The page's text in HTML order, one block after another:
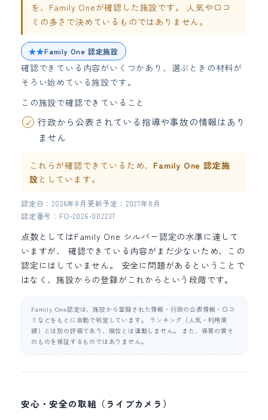
を、Family Oneが確認した施設です。 人気や口コ
ミの多さで決めているものではありません。
★★Family One 認定施設
確認できている内容がいくつかあり、選ぶときの材料が
そろい始めている施設です。
この施設で確認できていること
行政から公表されている指導や事故の情報はあり
ません
これらが確認できているため、 Family One 認定施
設 としています。
認定日：2026年8月 更新予定：2027年8月
認定番号：FO-2026-002237
点数としてはFamily One シルバー認定の水準に達して
いますが、 確認できている内容がまだ少ないため、この
認定にはしていません。 安全に問題があるということで
はなく、施設からの登録がこれからという段階です。
Family One認定は、施設から登録された情報・行政の公表情報・口コ
ミなどをもとに自動で判定しています。 ランキング（人気・利用実
績）とは別の評価であり、順位とは連動しません。 また、保育の質そ
のものを保証するものではありません。
安心・安全の取組（ライブカメラ）